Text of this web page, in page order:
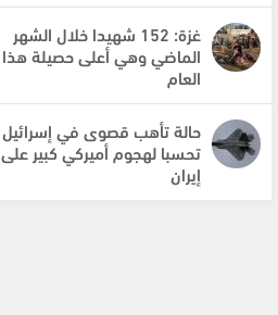
غزة: 152 شهيدا خلال الشهر
الماضي وهي أعلى حصيلة هذا
العام
حالة تأهب قصوى في إسرائيل
تحسبا لهجوم أميركي كبير على
إيران